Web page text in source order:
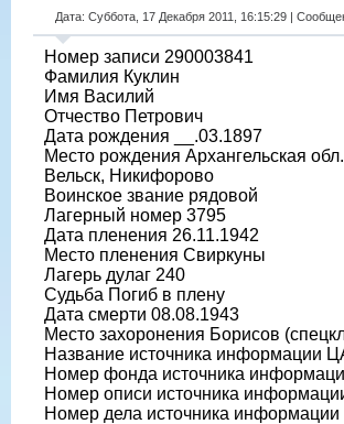
Дата: Суббота, 17 Декабря 2011, 16:15:29 |
Номер записи 290003841
Фамилия Куклин
Имя Василий
Отчество Петрович
Дата рождения __.03.1897
Место рождения Архангельская
Вельск, Никифорово
Воинское звание рядовой
Лагерный номер 3795
Дата пленения 26.11.1942
Место пленения Свиркуны
Лагерь дулаг 240
Судьба Погиб в плену
Дата смерти 08.08.1943
Место захоронения Борисов
Название источника информации
Номер фонда источника
Номер описи источника
Номер дела источника информации